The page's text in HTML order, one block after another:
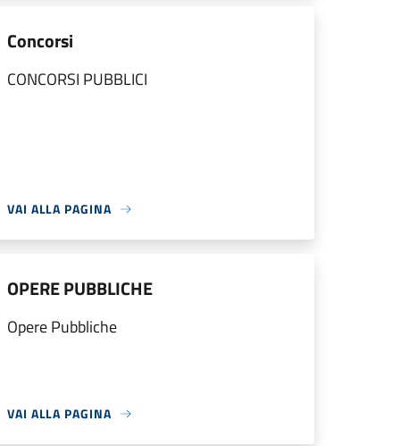
Concorsi
CONCORSI PUBBLICI
VAI ALLA PAGINA
OPERE PUBBLICHE
Opere Pubbliche
VAI ALLA PAGINA